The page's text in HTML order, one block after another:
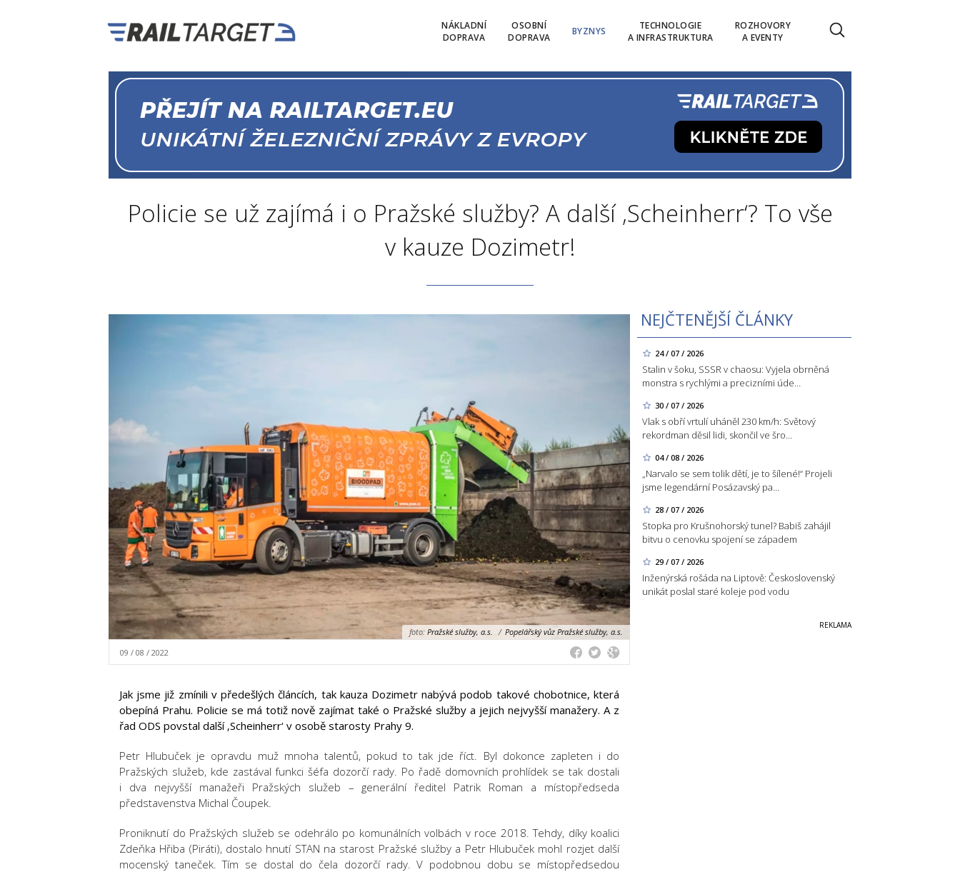
NÁKLADNÍ
DOPRAVA
OSOBNÍ
DOPRAVA
BYZNYS
TECHNOLOGIE
A INFRASTRUKTURA
ROZHOVORY
A EVENTY
Policie se už zajímá i o Pražské služby? A další ‚Scheinherr‘? To vše
v kauze Dozimetr!
NEJČTENĚJŠÍ ČLÁNKY
24 / 07 / 2026
Stalin v šoku, SSSR v chaosu: Vyjela obrněná
monstra s rychlými a precizními úde…
30 / 07 / 2026
Vlak s obří vrtulí uháněl 230 km/h: Světový
rekordman děsil lidi, skončil ve šro…
04 / 08 / 2026
„Narvalo se sem tolik dětí, je to šílené!“ Projeli
jsme legendární Posázavský pa…
28 / 07 / 2026
Stopka pro Krušnohorský tunel? Babiš zahájil
bitvu o cenovku spojení se západem
29 / 07 / 2026
Inženýrská rošáda na Liptově: Československý
unikát poslal staré koleje pod vodu
foto: Pražské služby, a.s. / Popelářský vůz Pražské služby, a.s.
09 / 08 / 2022
Jak jsme již zmínili v předešlých článcích, tak kauza Dozimetr nabývá podob takové chobotnice, která
obepíná Prahu. Policie se má totiž nově zajímat také o Pražské služby a jejich nejvyšší manažery. A z
řad ODS povstal další ‚Scheinherr‘ v osobě starosty Prahy 9.
Petr Hlubuček je opravdu muž mnoha talentů, pokud to tak jde říct. Byl dokonce zapleten i do
Pražských služeb, kde zastával funkci šéfa dozorčí rady. Po řadě domovních prohlídek se tak dostali
i dva nejvyšší manažeři Pražských služeb – generální ředitel Patrik Roman a místopředseda
představenstva Michal Čoupek.
Proniknutí do Pražských služeb se odehrálo po komunálních volbách v roce 2018. Tehdy, díky koalici
Zdeňka Hřiba (Piráti), dostalo hnutí STAN na starost Pražské služby a Petr Hlubuček mohl rozjet další
mocenský taneček. Tím se dostal do čela dozorčí rady. V podobnou dobu se místopředsedou